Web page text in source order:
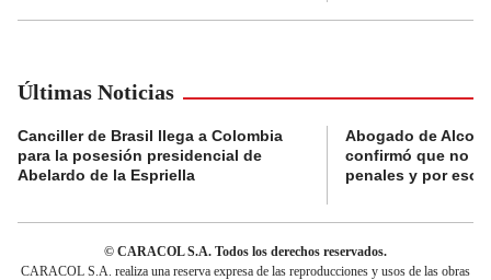
Últimas Noticias
Canciller de Brasil llega a Colombia
para la posesión presidencial de
Abelardo de la Espriella
Abogado de
confirmó que no
penales y por eso
© CARACOL S.A. Todos los derechos reservados.
CARACOL S.A. realiza una reserva expresa de las reproducciones y usos de las obras